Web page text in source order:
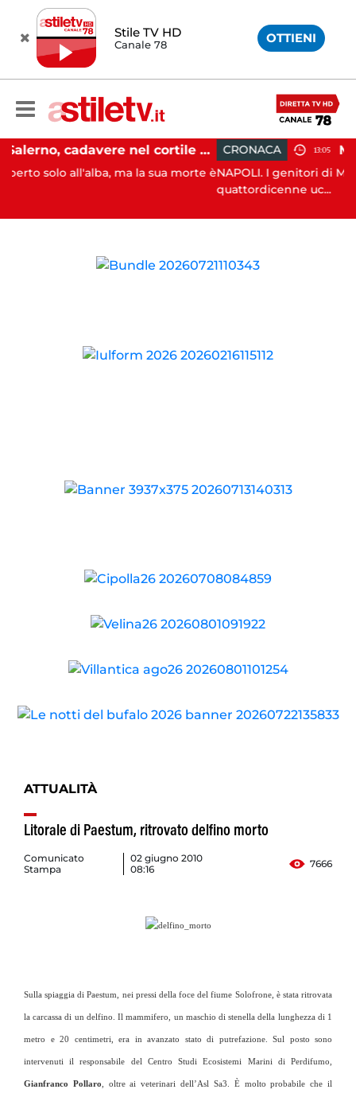
Stile TV HD
Canale 78 OTTIENI
Salerno, cadavere nel cortile di un palazzo: indaga la Polizia
ma la sua morte è
CRONACA 13:05
NAPOLI. I genitori di Martina
quattordicenne uc...
ATTUALITÀ
Litorale di Paestum, ritrovato delfino morto
Comunicato
Stampa
02 giugno 2010
08:16
7666
Sulla spiaggia di Paestum, nei pressi della foce del fiume Solofrone, è stata ritrovata
la carcassa di un delfino. Il mammifero, un maschio di stenella della lunghezza di 1
metro e 20 centimetri, era in avanzato stato di putrefazione. Sul posto sono
intervenuti il responsabile del Centro Studi Ecosistemi Marini di Perdifumo,
Gianfranco Pollaro , oltre ai veterinari dell’Asl Sa3. È molto probabile che il